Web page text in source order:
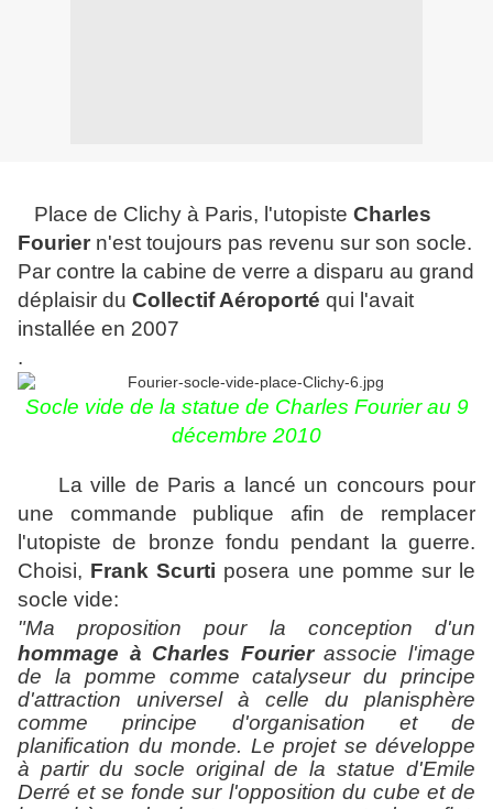
Place de Clichy à Paris, l'utopiste Charles
Fourier n'est toujours pas revenu sur son socle.
Par contre la cabine de verre a disparu au grand
déplaisir du Collectif Aéroporté qui l'avait
installée en 2007
.
Socle vide de la statue de Charles Fourier au 9
décembre 2010
La ville de Paris a lancé un concours pour
une commande publique afin de remplacer
l'utopiste de bronze fondu pendant la guerre.
Choisi, Frank Scurti posera une pomme sur le
socle vide:
"Ma proposition pour la conception d'un
hommage à Charles Fourierassocie l'image
de la pomme comme catalyseur du principe
d'attraction universel à celle du planisphère
comme principe d'organisation et de
planification du monde. Le projet se développe
à partir du socle original de la statue d'Emile
Derré et se fonde sur l'opposition du cube et de